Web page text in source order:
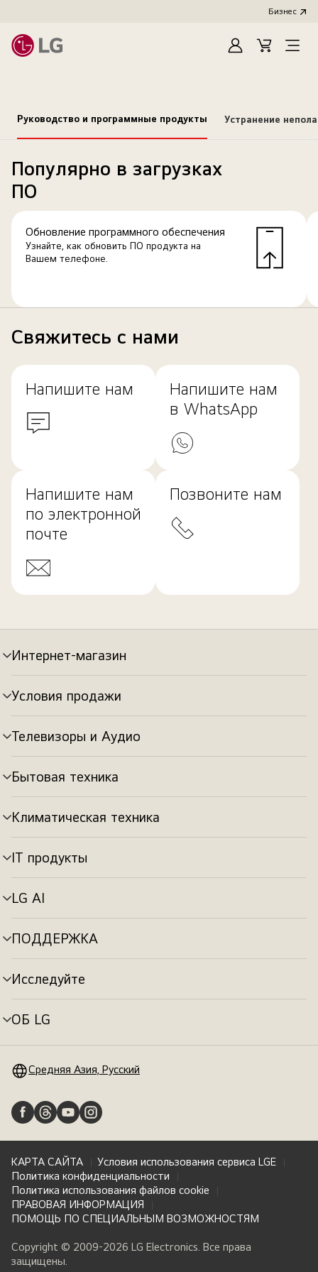
Бизнес
Cart
Open
Руководство и программные продукты Устранение
Популярно в загрузках
ПО
Обновление программного обеспечения
Узнайте, как обновить ПО продукта на
Вашем телефоне.
Свяжитесь с нами
Напишите нам
Напишите нам
в WhatsApp
Напишите нам
по электронной
почте
Позвоните нам
Интернет-магазин
Переключатель
меню
Условия продажи
Переключатель
меню
Телевизоры и Аудио
Переключатель
меню
Бытовая техника
Переключатель
меню
Климатическая техника
Переключатель
меню
IT продукты
Переключатель
меню
LG AI
Переключатель
меню
ПОДДЕРЖКА
Переключатель
меню
Исследуйте
Переключатель
меню
ОБ LG
Переключатель
Средняя Азия, Русский
КАРТА САЙТА
Условия использования сервиса LGE
Политика конфиденциальности
Политика использования файлов cookie
ПРАВОВАЯ ИНФОРМАЦИЯ
ПОМОЩЬ ПО СПЕЦИАЛЬНЫМ ВОЗМОЖНОСТЯМ
Copyright © 2009-2026 LG Electronics. Все права
защищены.